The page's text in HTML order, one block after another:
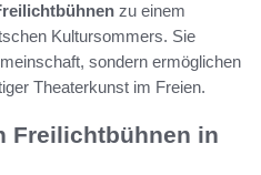
zu einem
Kultursommers. Sie
sondern ermöglichen
Theaterkunst im Freien.
Freilichtbühnen in